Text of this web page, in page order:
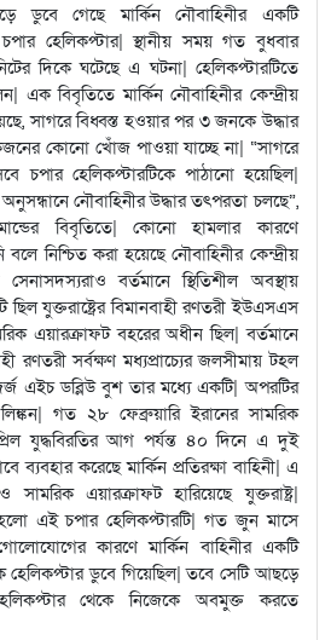
গেছে মার্কিন নৌবাহিনীর একটি
হেলিকপ্টার| স্থানীয় সময় গত বুধবার
দিকে ঘটেছে এ ঘটনা| হেলিকপ্টারটিতে
বিবৃতিতে মার্কিন নৌবাহিনীর কেন্দ্রীয়
সাগরে বিধ্বস্ত হওয়ার পর ৩ জনকে উদ্ধার
কোনো খোঁজ পাওয়া যাচ্ছে না| “সাগরে
চপার হেলিকপ্টারটিকে পাঠানো হয়েছিল|
নৌবাহিনীর উদ্ধার তৎপরতা চলছে”,
বিবৃতিতে| কোনো হামলার কারণে
নিশ্চিত করা হয়েছে নৌবাহিনীর কেন্দ্রীয়
বর্তমানে স্থিতিশীল অবস্থায়
ছিল যুক্তরাষ্ট্রের বিমানবাহী রণতরী ইউএসএস
এয়ারক্রাফট বহরের অধীন ছিল| বর্তমানে
রণতরী সর্বক্ষণ মধ্যপ্রাচ্যের জলসীমায় টহল
এইচ ডব্লিউ বুশ তার মধ্যে একটি| অপরটির
গত ২৮ ফেব্রুয়ারি ইরানের সামরিক
যুদ্ধবিরতির আগ পর্যন্ত ৪০ দিনে এ দুই
ব্যবহার করেছে মার্কিন প্রতিরক্ষা বাহিনী| এ
এয়ারক্রাফট হারিয়েছে যুক্তরাষ্ট্র|
এই চপার হেলিকপ্টারটি| গত জুন মাসে
কারণে মার্কিন বাহিনীর একটি
ডুবে গিয়েছিল| তবে সেটি আছড়ে
থেকে নিজেকে অবমুক্ত করতে